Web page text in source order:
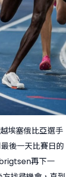
埃塞俄比亞選手
後一天比賽日的
再下一